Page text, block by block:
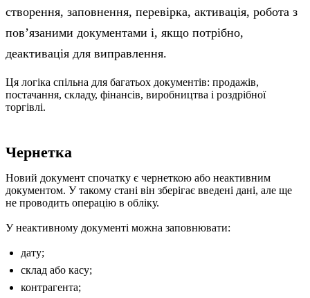
створення, заповнення, перевірка, активація, робота з
повʼязаними документами і, якщо потрібно,
деактивація для виправлення.
Ця логіка спільна для багатьох документів: продажів,
постачання, складу, фінансів, виробництва і роздрібної
торгівлі.
Чернетка
Новий документ спочатку є чернеткою або неактивним
документом. У такому стані він зберігає введені дані, але ще
не проводить операцію в обліку.
У неактивному документі можна заповнювати:
дату;
склад або касу;
контрагента;